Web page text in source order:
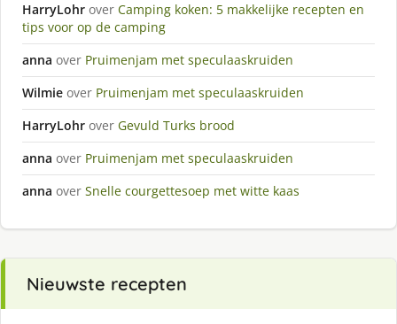
HarryLohr over Camping koken: 5 makkelijke recepten en
tips voor op de camping
anna over Pruimenjam met speculaaskruiden
Wilmie over Pruimenjam met speculaaskruiden
HarryLohr over Gevuld Turks brood
anna over Pruimenjam met speculaaskruiden
anna over Snelle courgettesoep met witte kaas
Nieuwste recepten